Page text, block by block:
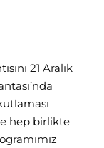
21 Aralık
hep birlikte